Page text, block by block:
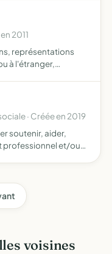
2011
représentations
à l'étranger,
· Créée en 2019
soutenir, aider,
professionnel et/ou
voisines